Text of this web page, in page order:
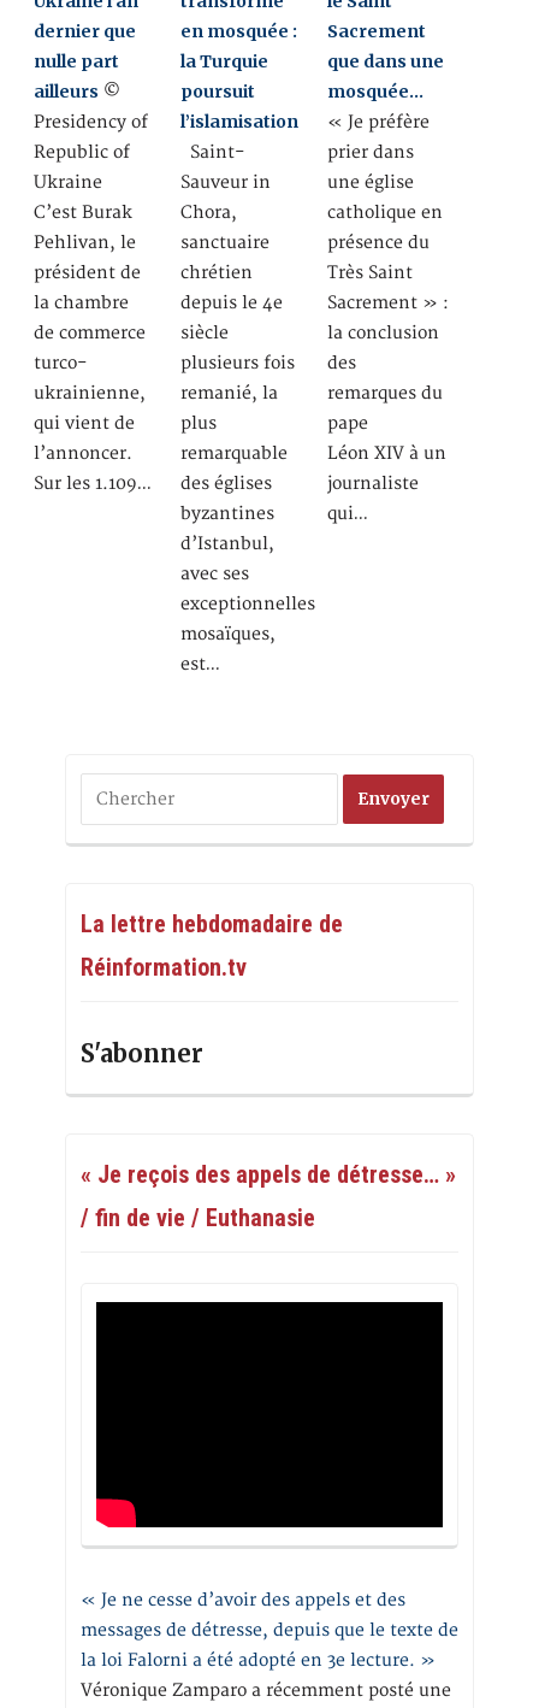
dernier que
nulle part
ailleurs ©
Presidency of
Republic of
Ukraine
C’est Burak
Pehlivan, le
président de
la chambre
de commerce
turco-
ukrainienne,
qui vient de
l’annoncer.
Sur les 1.109…
en mosquée :
la Turquie
poursuit
l’islamisation
Saint-
Sauveur in
Chora,
sanctuaire
chrétien
depuis le 4e
siècle
plusieurs fois
remanié, la
plus
remarquable
des églises
byzantines
d’Istanbul,
avec ses
exceptionnelles
mosaïques,
est…
Sacrement
que dans une
mosquée…
« Je préfère
prier dans
une église
catholique en
présence du
Très Saint
Sacrement » :
la conclusion
des
remarques du
pape
Léon XIV à un
journaliste
qui…
La lettre hebdomadaire de
Réinformation.tv
S'abonner
« Je reçois des appels de détresse… »
/ fin de vie / Euthanasie
« Je ne cesse d’avoir des appels et des
messages de détresse, depuis que le texte de
la loi Falorni a été adopté en 3e lecture. »
Véronique Zamparo a récemment posté une